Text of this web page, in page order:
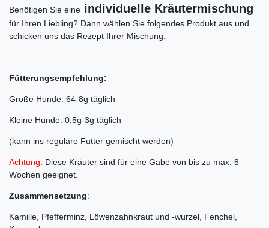
Benötigen Sie eine individuelle Kräutermischung
für Ihren Liebling? Dann wählen Sie folgendes Produkt aus und
schicken uns das Rezept Ihrer Mischung.
Fütterungsempfehlung:
Große Hunde: 64-8g täglich
Kleine Hunde: 0,5g-3g täglich
(kann ins reguläre Futter gemischt werden)
Achtung: Diese Kräuter sind für eine Gabe von bis zu max. 8
Wochen geeignet.
Zusammensetzung:
Kamille, Pfefferminz, Löwenzahnkraut und -wurzel, Fenchel,